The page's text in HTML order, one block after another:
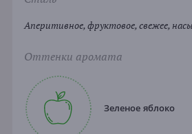
Аперитивное, фруктовое, свежее,
Оттенки аромата
Зеленое яблоко